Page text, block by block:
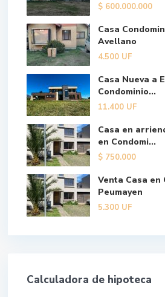
$ 600.000.000
Casa
Avellano
4.500 UF
Casa Nueva a
Condominio...
11.400 UF
Casa en
en Condomi...
$ 750.000
Venta Casa en
Peumayen
5.300 UF
Calculadora de hipoteca